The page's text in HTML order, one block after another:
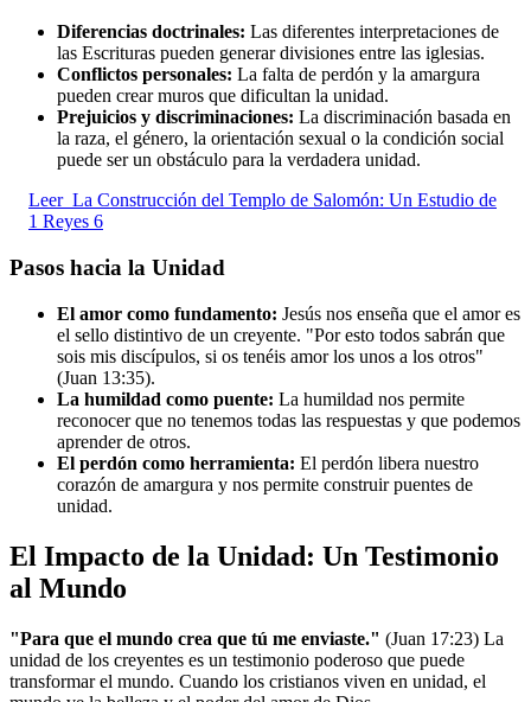
Diferencias doctrinales: Las diferentes interpretaciones de
las Escrituras pueden generar divisiones entre las iglesias.
Conflictos personales: La falta de perdón y la amargura
pueden crear muros que dificultan la unidad.
Prejuicios y discriminaciones: La discriminación basada en
la raza, el género, la orientación sexual o la condición social
puede ser un obstáculo para la verdadera unidad.
Leer La Construcción del Templo de Salomón: Un Estudio de
1 Reyes 6
Pasos hacia la Unidad
El amor como fundamento: Jesús nos enseña que el amor es
el sello distintivo de un creyente. "Por esto todos sabrán que
sois mis discípulos, si os tenéis amor los unos a los otros"
(Juan 13:35).
La humildad como puente: La humildad nos permite
reconocer que no tenemos todas las respuestas y que podemos
aprender de otros.
El perdón como herramienta: El perdón libera nuestro
corazón de amargura y nos permite construir puentes de
unidad.
El Impacto de la Unidad: Un Testimonio
al Mundo
"Para que el mundo crea que tú me enviaste." (Juan 17:23) La
unidad de los creyentes es un testimonio poderoso que puede
transformar el mundo. Cuando los cristianos viven en unidad, el